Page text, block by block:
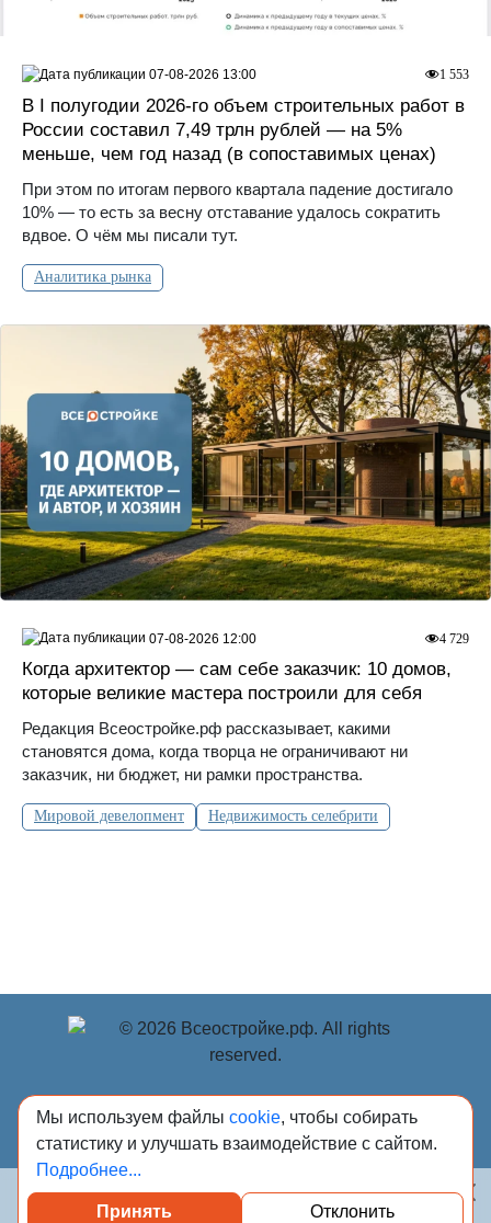
В I полугодии 2026-го объем строительных работ в
России составил 7,49 трлн рублей — на 5%
меньше, чем год назад (в сопоставимых ценах)
При этом по итогам первого квартала падение достигало
10% — то есть за весну отставание удалось сократить
вдвое. О чём мы писали тут.
Аналитика рынка
1 553
07-08-2026 13:00
Когда архитектор — сам себе заказчик: 10 домов,
которые великие мастера построили для себя
Редакция Всеостройке.рф рассказывает, какими
становятся дома, когда творца не ограничивают ни
заказчик, ни бюджет, ни рамки пространства.
Мировой девелопмент Недвижимость селебрити
4 729
07-08-2026 12:00
Посмотреть каталог проверенных квартир
© Учредитель: Индивидуальный предприниматель
Опрышко Светлана Александровна, 2018-2026.
Сообщения и материалы сетевого издания «Всё о
стройке» (зарегистрировано Федеральной службой по
надзору в сфере связи, информационных технологий и
массовых коммуникаций (Роскомнадзор) 13.03.2023 за
Мы используем файлы cookie, чтобы собирать
статистику и улучшать взаимодействие с сайтом.
Подробнее...
Принять Отклонить